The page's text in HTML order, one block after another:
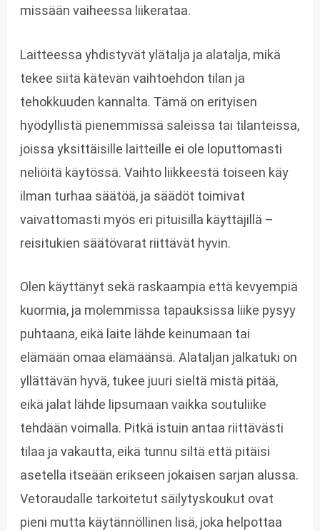
missään vaiheessa liikerataa.
Laitteessa yhdistyvät ylätalja ja alatalja, mikä
tekee siitä kätevän vaihtoehdon tilan ja
tehokkuuden kannalta. Tämä on erityisen
hyödyllistä pienemmissä saleissa tai tilanteissa,
joissa yksittäisille laitteille ei ole loputtomasti
neliöitä käytössä. Vaihto liikkeestä toiseen käy
ilman turhaa säätöä, ja säädöt toimivat
vaivattomasti myös eri pituisilla käyttäjillä –
reisitukien säätövarat riittävät hyvin.
Olen käyttänyt sekä raskaampia että kevyempiä
kuormia, ja molemmissa tapauksissa liike pysyy
puhtaana, eikä laite lähde keinumaan tai
elämään omaa elämäänsä. Alataljan jalkatuki on
yllättävän hyvä, tukee juuri sieltä mistä pitää,
eikä jalat lähde lipsumaan vaikka soutuliike
tehdään voimalla. Pitkä istuin antaa riittävästi
tilaa ja vakautta, eikä tunnu siltä että pitäisi
asetella itseään erikseen jokaisen sarjan alussa.
Vetoraudalle tarkoitetut säilytyskoukut ovat
pieni mutta käytännöllinen lisä, joka helpottaa